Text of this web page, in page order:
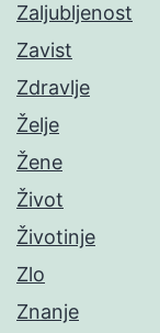
Zaljubljenost
Zavist
Zdravlje
Želje
Žene
Život
Životinje
Zlo
Znanje